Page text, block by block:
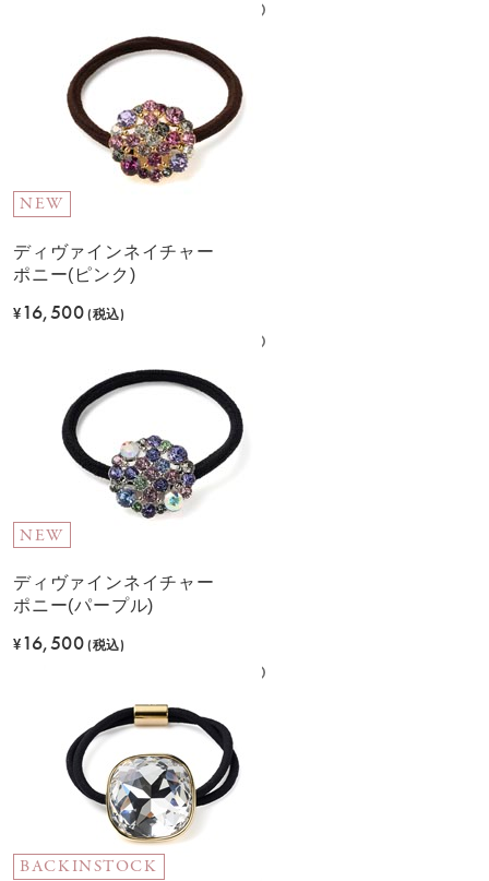
NEW
ディヴァインネイチャー
ポニー(ピンク)
¥ 16,500(税込)
NEW
ディヴァインネイチャー
ポニー(パープル)
¥ 16,500(税込)
BACKINSTOCK